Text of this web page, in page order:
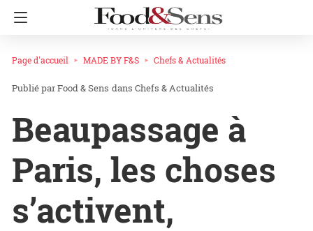
Page d'accueil MADE BY F&S Chefs & Actualités
Food & Sens dans Chefs & Actualités
Beaupassage à
Paris, les choses
s’activent,